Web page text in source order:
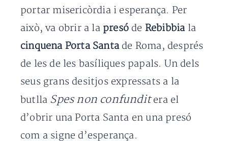
portar misericòrdia i esperança. Per
això, va obrir a la presó de Rebibbia la
cinquena Porta Santa de Roma, després
de les de les basíliques papals. Un dels
seus grans desitjos expressats a la
butlla Spes non confunditera el
d’obrir una Porta Santa en una presó
com a signe d’esperança.